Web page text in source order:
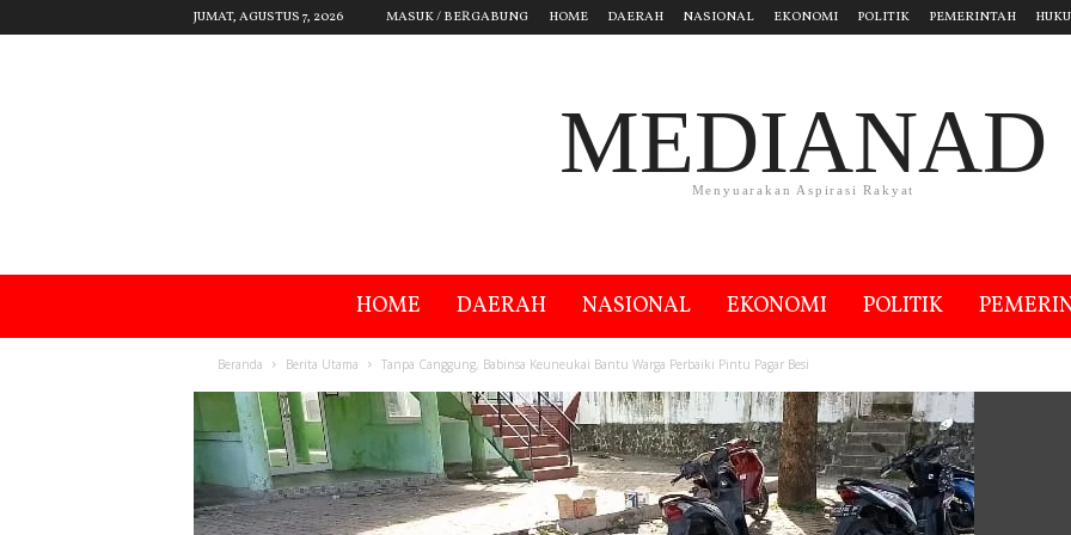
JUMAT, AGUSTUS 7, 2026 MASUK / BERGABUNG HOME DAERAH NASIONAL EKONOMI POLITIK PEMERINTAH
MEDIANAD
Menyuarakan Aspirasi Rakyat
HOME DAERAH NASIONAL EKONOMI POLITIK
Beranda Berita Utama Tanpa Canggung, Babinsa Keuneukai Bantu Warga Perbaiki Pintu Pagar Besi